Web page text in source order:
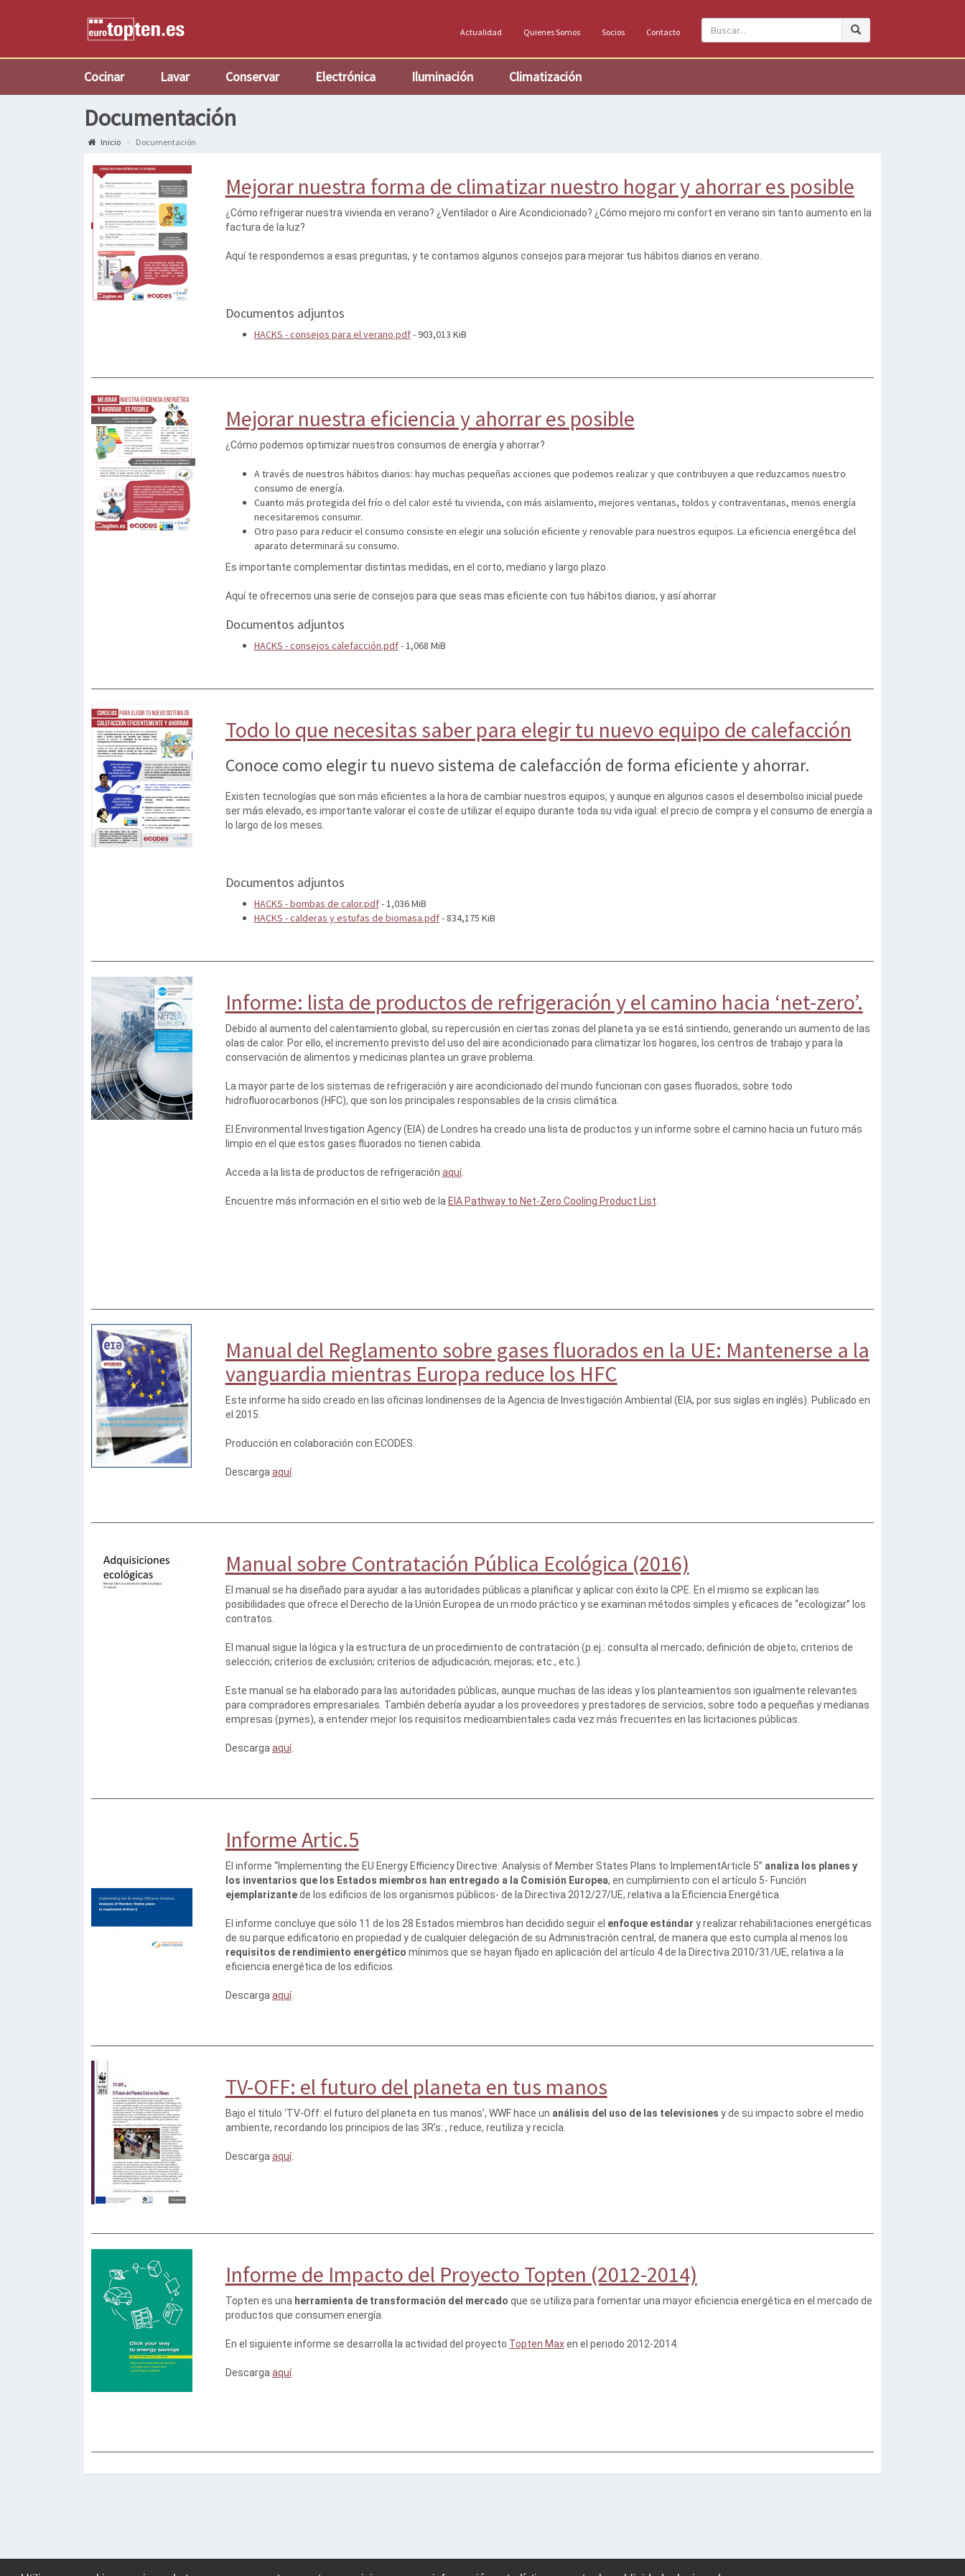
Actualidad Quienes Somos Socios Contacto
Cocinar Lavar Conservar Electrónica Iluminación Climatización
Documentación
Inicio Documentación
Mejorar nuestra forma de climatizar nuestro hogar y ahorrar es posible
¿Cómo refrigerar nuestra vivienda en verano? ¿Ventilador o Aire Acondicionado? ¿Cómo mejoro mi confort en verano sin tanto aumento en la
factura de la luz?
Aquí te respondemos a esas preguntas, y te contamos algunos consejos para mejorar tus hábitos diarios en verano.
Documentos adjuntos
HACKS - consejos para el verano.pdf- 903,013 KiB
Mejorar nuestra eficiencia y ahorrar es posible
¿Cómo podemos optimizar nuestros consumos de energía y ahorrar?
A través de nuestros hábitos diarios: hay muchas pequeñas acciones que podemos realizar y que contribuyen a que reduzcamos nuestro
consumo de energía.
Cuanto más protegida del frío o del calor esté tu vivienda, con más aislamiento, mejores ventanas, toldos y contraventanas, menos energía
necesitaremos consumir.
Otro paso para reducir el consumo consiste en elegir una solución eficiente y renovable para nuestros equipos. La eficiencia energética del
aparato determinará su consumo.
Es importante complementar distintas medidas, en el corto, mediano y largo plazo.
Aquí te ofrecemos una serie de consejos para que seas mas eficiente con tus hábitos diarios, y así ahorrar
Documentos adjuntos
HACKS - consejos calefacción.pdf- 1,068 MiB
Todo lo que necesitas saber para elegir tu nuevo equipo de calefacción
Conoce como elegir tu nuevo sistema de calefacción de forma eficiente y ahorrar.
Existen tecnologías que son más eficientes a la hora de cambiar nuestros equipos, y aunque en algunos casos el desembolso inicial puede
ser más elevado, es importante valorar el coste de utilizar el equipo durante toda su vida igual: el precio de compra y el consumo de energía a
lo largo de los meses.
Documentos adjuntos
HACKS - bombas de calor.pdf- 1,036 MiB
HACKS - calderas y estufas de biomasa.pdf- 834,175 KiB
Informe: lista de productos de refrigeración y el camino hacia ‘net-zero’.
Debido al aumento del calentamiento global, su repercusión en ciertas zonas del planeta ya se está sintiendo, generando un aumento de las
olas de calor. Por ello, el incremento previsto del uso del aire acondicionado para climatizar los hogares, los centros de trabajo y para la
conservación de alimentos y medicinas plantea un grave problema.
La mayor parte de los sistemas de refrigeración y aire acondicionado del mundo funcionan con gases fluorados, sobre todo
hidrofluorocarbonos (HFC), que son los principales responsables de la crisis climática.
El Environmental Investigation Agency (EIA) de Londres ha creado una lista de productos y un informe sobre el camino hacia un futuro más
limpio en el que estos gases fluorados no tienen cabida.
Acceda a la lista de productos de refrigeración aquí.
Encuentre más información en el sitio web de la EIA Pathway to Net-Zero Cooling Product List
Manual del Reglamento sobre gases fluorados en la UE: Mantenerse a la
vanguardia mientras Europa reduce los HFC
Este informe ha sido creado en las oficinas londinenses de la Agencia de Investigación Ambiental (EIA, por sus siglas en inglés). Publicado en
el 2015.
Producción en colaboración con ECODES.
Descarga aquí.
Manual sobre Contratación Pública Ecológica (2016)
El manual se ha diseñado para ayudar a las autoridades públicas a planificar y aplicar con éxito la CPE. En el mismo se explican las
posibilidades que ofrece el Derecho de la Unión Europea de un modo práctico y se examinan métodos simples y eficaces de “ecologizar” los
contratos.
El manual sigue la lógica y la estructura de un procedimiento de contratación (p.ej.: consulta al mercado; definición de objeto; criterios de
selección; criterios de exclusión; criterios de adjudicación; mejoras; etc., etc.).
Este manual se ha elaborado para las autoridades públicas, aunque muchas de las ideas y los planteamientos son igualmente relevantes
para compradores empresariales. También debería ayudar a los proveedores y prestadores de servicios, sobre todo a pequeñas y medianas
empresas (pymes), a entender mejor los requisitos medioambientales cada vez más frecuentes en las licitaciones públicas.
Descarga aquí.
Informe Artic.5
El informe “Implementing the EU Energy Efficiency Directive: Analysis of Member States Plans to ImplementArticle 5” analiza los planes y
los inventarios que los Estados miembros han entregado a la Comisión Europea, en cumplimiento con el artículo 5- Función
ejemplarizantede los edificios de los organismos públicos- de la Directiva 2012/27/UE, relativa a la Eficiencia Energética.
El informe concluye que sólo 11 de los 28 Estados miembros han decidido seguir el enfoque estándar y realizar rehabilitaciones energéticas
de su parque edificatorio en propiedad y de cualquier delegación de su Administración central, de manera que esto cumpla al menos los
requisitos de rendimiento energético mínimos que se hayan fijado en aplicación del artículo 4 de la Directiva 2010/31/UE, relativa a la
eficiencia energética de los edificios.
Descarga aquí.
TV-OFF: el futuro del planeta en tus manos
Bajo el título ‘TV-Off: el futuro del planeta en tus manos’, WWF hace un análisis del uso de las televisiones y de su impacto sobre el medio
ambiente, recordando los principios de las 3R’s: , reduce, reutiliza y recicla.
Descarga aquí.
Informe de Impacto del Proyecto Topten (2012-2014)
Topten es una herramienta de transformación del mercado que se utiliza para fomentar una mayor eficiencia energética en el mercado de
productos que consumen energía.
En el siguiente informe se desarrolla la actividad del proyecto Topten Maxen el periodo 2012-2014.
Descarga aquí.